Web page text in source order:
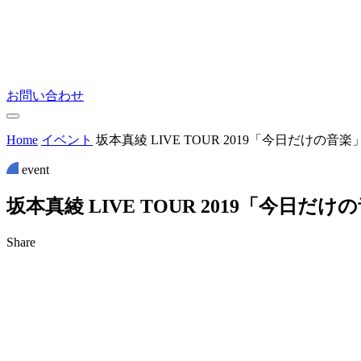
お問い合わせ
Home イベント 坂本真綾 LIVE TOUR 2019「今日だけの音楽」
event
坂本真綾 LIVE TOUR 2019 「 今日 だけの
Share